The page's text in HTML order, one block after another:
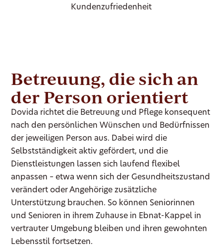
Kundenzufriedenheit
Betreuung, die sich an
der Person orientiert
Dovida richtet die Betreuung und Pflege konsequent
nach den persönlichen Wünschen und Bedürfnissen
der jeweiligen Person aus. Dabei wird die
Selbstständigkeit aktiv gefördert, und die
Dienstleistungen lassen sich laufend flexibel
anpassen – etwa wenn sich der Gesundheitszustand
verändert oder Angehörige zusätzliche
Unterstützung brauchen. So können Seniorinnen
und Senioren in ihrem Zuhause in Ebnat-Kappel in
vertrauter Umgebung bleiben und ihren gewohnten
Lebensstil fortsetzen.